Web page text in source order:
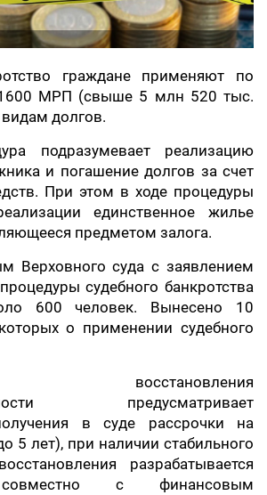
граждане применяют по
МРП (свыше 5 млн 520 тыс.
долгов.
подразумевает реализацию
и погашение долгов за счет
При этом в ходе процедуры
единственное жилье
предметом залога.
Верховного суда с заявлением
судебного банкротства
600 человек. Вынесено 10
о применении судебного
восстановления
предусматривает
в суде рассрочки на
5 лет), при наличии стабильного
разрабатывается
с финансовым